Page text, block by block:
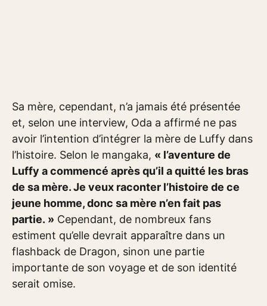
Sa mère, cependant, n’a jamais été présentée
et, selon une interview, Oda a affirmé ne pas
avoir l’intention d’intégrer la mère de Luffy dans
l’histoire. Selon le mangaka, « l’aventure de
Luffy a commencé après qu’il a quitté les bras
de sa mère. Je veux raconter l’histoire de ce
jeune homme, donc sa mère n’en fait pas
partie. » Cependant, de nombreux fans
estiment qu’elle devrait apparaître dans un
flashback de Dragon, sinon une partie
importante de son voyage et de son identité
serait omise.